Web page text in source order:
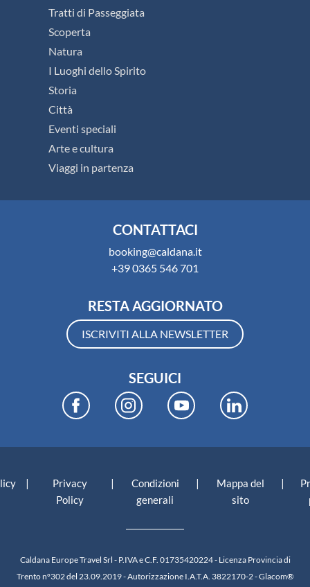
Tratti di Passeggiata
Scoperta
Natura
I Luoghi dello Spirito
Storia
Città
Eventi speciali
Arte e cultura
Viaggi in partenza
CONTATTACI
booking@caldana.it
+39 0365 546 701
RESTA AGGIORNATO
ISCRIVITI ALLA NEWSLETTER
SEGUICI
|
Privacy
Policy
|
Condizioni
generali
|
Mappa del
sito
|
Caldana Europe Travel Srl - P.IVA e C.F. 01735420224 - Licenza Provincia di
Trento n°302 del 23.09.2019 - Autorizzazione I.A.T.A. 3822170-2 -Glacom®